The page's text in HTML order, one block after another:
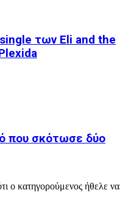
των Eli and the
που σκότωσε δύο
ο κατηγορούμενος ήθελε να